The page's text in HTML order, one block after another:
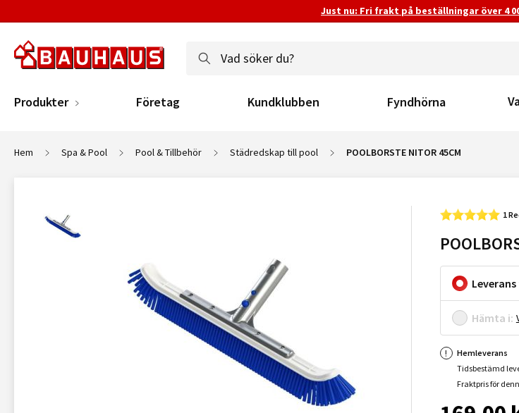
Just nu: Fri frakt på beställningar över 4
Produkter Företag Kundklubben Fyndhörna
Hem Spa & Pool Pool & Tillbehör Städredskap till pool POOLBORSTE NITOR 45CM
1
Hämta i:
Hemleverans
Tidsbestämd
Fraktpris för